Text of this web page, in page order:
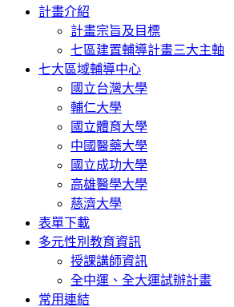
計畫介紹
計畫宗旨及目標
七區建置輔導計畫三大主軸
七大區域輔導中心
國立台灣大學
輔仁大學
國立體育大學
中國醫藥大學
國立成功大學
高雄醫學大學
慈濟大學
表單下載
多元性別教育資訊
授課講師資訊
全中運、全大運試辦計畫
常用連結